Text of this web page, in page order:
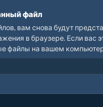
файл
вам снова будут
в браузере. Если вас
файлы на вашем